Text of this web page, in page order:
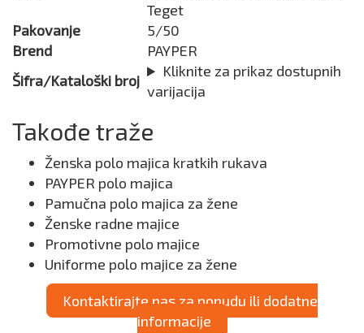
Teget
Pakovanje
5/50
Brend
PAYPER
Šifra/Kataloški broj
Kliknite za prikaz dostupnih
varijacija
Takođe traže
Ženska polo majica kratkih rukava
PAYPER polo majica
Pamučna polo majica za žene
Ženske radne majice
Promotivne polo majice
Uniforme polo majice za žene
Kontaktirajte nas za ponudu ili dodatne
informacije